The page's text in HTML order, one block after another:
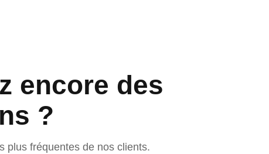
encore des
?
plus fréquentes de nos clients.